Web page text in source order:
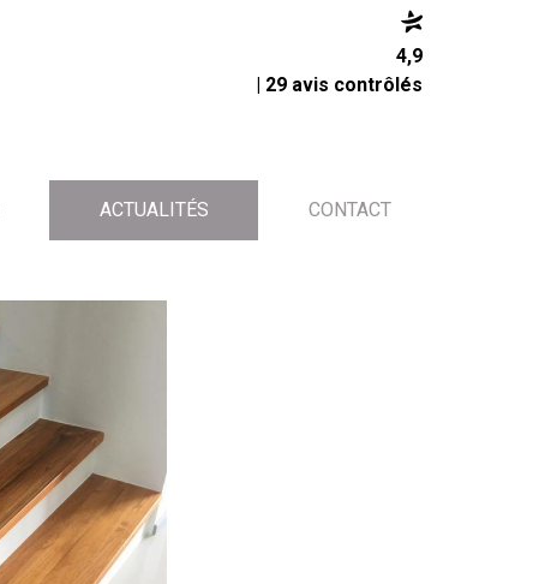
4,9
| 29 avis contrôlés
ACTUALITÉS CONTACT